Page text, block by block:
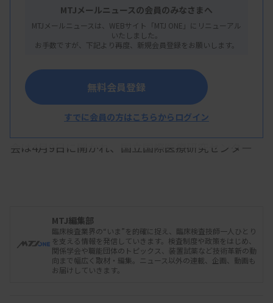
来年4月の新機構創設を決めた準備委員会
会は4月9日に開かれ、国立国際医療研究センター
Institute for Health Security）」とする。
MTJメールニュースの会員のみなさまへ
MTJメールニュースは、WEBサイト「MTJ ONE」にリニューアル
いたしました。
お手数ですが、下記より再度、新規会員登録をお願いします。
無料会員登録
すでに会員の方はこちらからログイン
MTJ編集部
臨床検査業界の“いま”を的確に捉え、臨床検査技師一人ひとり
を支える情報を発信していきます。検査制度や政策をはじめ、
関係学会や職能団体のトピックス、装置試薬など技術革新の動
向まで幅広く取材・編集。ニュース以外の連載、企画、動画も
お届けしていきます。